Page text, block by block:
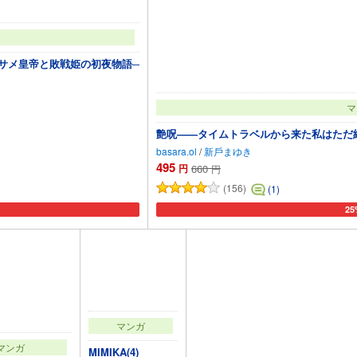
メ皇帝と敗戦姫の初夜物語─
艶呪——タイムトラベルから来た私はただ
basara.ol /新戶まゆき
495 円 660 円
(156)
(1)
カ
ンガ
マンガ
MIMIKA(4)